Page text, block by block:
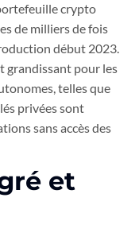
crypto
de milliers de fois
début 2023.
grandissant pour les
telles que
privées sont
sans accès des
et